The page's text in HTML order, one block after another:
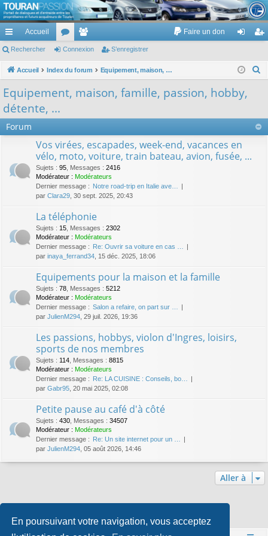
En poursuivant votre navigation, vous acceptez
TouranPassion
Le forum des propriétaires ou futurs acquéreurs du Volkswagen Touran
cc
ès
pi
Accueil
or
u
e
m
Faire un don
ne nr
Rechercher Connexion S’enregistrer
Accueil Index du forum Equipement, maison, famille, passion, hobby, détente, ...
r
Equipement, maison, famille, passion, hobby,
détente, ...
Forum
Vos virées, escapades, week-end, vacances en
vélo, moto, voiture, train bateau, avion, fusée, ...
Sujets : 95 Messages : 2416
Modérateur : Modérateurs
Dernier message : Notre road-trip en Italie ave…
par Clara29 , 30 sept. 2025, 20:43
La téléphonie
Sujets : 15 Messages : 2302
Modérateur : Modérateurs
Dernier message : Re: Ouvrir sa voiture en cas …
par inaya_ferrand34 , 15 déc. 2025, 18:06
Equipements pour la maison et la famille
Sujets : 78 Messages : 5212
Modérateur : Modérateurs
Dernier message : Salon a refaire, on part sur …
par JulienM294 , 29 juil. 2026, 19:36
Les passions, hobbys, violon d'Ingres, loisirs,
sports de nos membres
Sujets : 114 Messages : 8815
Modérateur : Modérateurs
Dernier message : Re: LA CUISINE : Conseils, bo…
par Gabr95 , 20 mai 2025, 02:08
Petite pause au café d'à côté
Sujets : 430 Messages : 34507
Modérateur : Modérateurs
Dernier message : Re: Un site internet pour un …
par JulienM294 , 05 août 2026, 14:46
Aller à
Qui est en ligne
Utilisateurs parcourant ce forum : Aucun utilisateur enregistré et 2 invités